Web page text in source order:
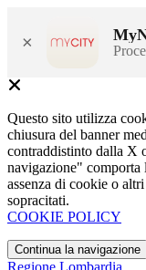
×
Questo sito utilizza
chiusura del banner
contraddistinto dalla X
navigazione" comporta
assenza di cookie o
sopracitati.
COOKIE POLICY
Continua la navigazione
Regione Lombardia